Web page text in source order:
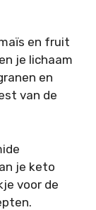
en fruit
je lichaam
en
van de
je keto
voor de